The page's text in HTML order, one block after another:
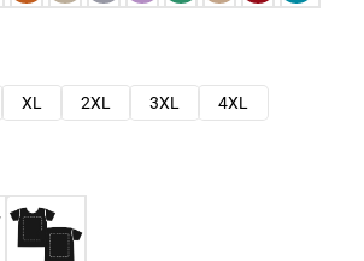
XL 2XL 3XL
4XL